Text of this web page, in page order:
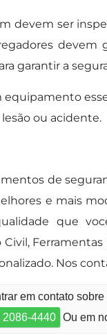
devem ser
garantir a
equipamento
ou acidente.
de
e mais
que
Nos
em contato
2086-4440 Ou em